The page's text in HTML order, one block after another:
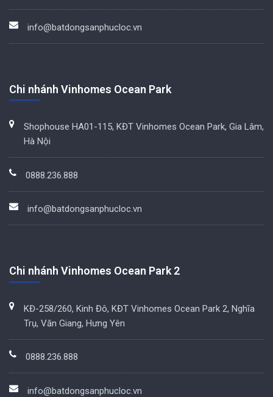
info@batdongsanphucloc.vn
Chi nhánh Vinhomes Ocean Park
Shophouse HA01-115, KĐT Vinhomes Ocean Park, Gia Lâm,
Hà Nội
0888.236.888
info@batdongsanphucloc.vn
Chi nhánh Vinhomes Ocean Park 2
KĐ-258/260, Kinh Đô, KĐT Vinhomes Ocean Park 2, Nghĩa
Trụ, Văn Giang, Hưng Yên
0888.236.888
info@batdongsanphucloc.vn